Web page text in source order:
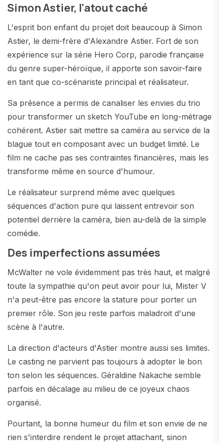
Simon Astier, l'atout caché
L'esprit bon enfant du projet doit beaucoup à Simon
Astier, le demi-frère d'Alexandre Astier. Fort de son
expérience sur la série Hero Corp, parodie française
du genre super-héroïque, il apporte son savoir-faire
en tant que co-scénariste principal et réalisateur.
Sa présence a permis de canaliser les envies du trio
pour transformer un sketch YouTube en long-métrage
cohérent. Astier sait mettre sa caméra au service de la
blague tout en composant avec un budget limité. Le
film ne cache pas ses contraintes financières, mais les
transforme même en source d'humour.
Le réalisateur surprend même avec quelques
séquences d'action pure qui laissent entrevoir son
potentiel derrière la caméra, bien au-delà de la simple
comédie.
Des imperfections assumées
McWalter ne vole évidemment pas très haut, et malgré
toute la sympathie qu'on peut avoir pour lui, Mister V
n'a peut-être pas encore la stature pour porter un
premier rôle. Son jeu reste parfois maladroit d'une
scène à l'autre.
La direction d'acteurs d'Astier montre aussi ses limites.
Le casting ne parvient pas toujours à adopter le bon
ton selon les séquences. Géraldine Nakache semble
parfois en décalage au milieu de ce joyeux chaos
organisé.
Pourtant, la bonne humeur du film et son envie de ne
rien s'interdire rendent le projet attachant, sinon